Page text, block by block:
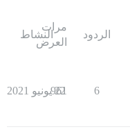
الردود
مرات
العرض
النشاط
6
961
22 يونيو 2021